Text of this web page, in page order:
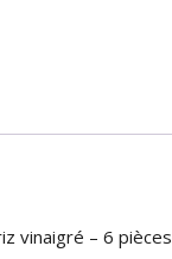
vinaigré – 6 pièces